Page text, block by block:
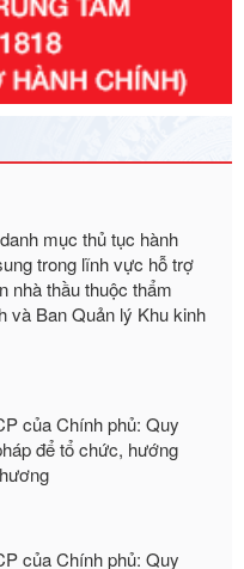
của Chính phủ: Quy
giai đoạn 2026 - 2030
mục thủ tục hành
trong lĩnh vực hỗ trợ
nhà thầu thuộc thẩm
Ban Quản lý Khu kinh
của Chính phủ: Quy
để tổ chức, hướng
của Chính phủ: Quy
để tổ chức, hướng